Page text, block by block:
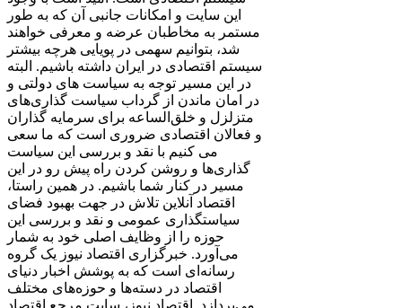
این سایت و امکانات جانبی آن که به طور
مستمر به مخاطبان عرضه و معرفی خواهند
شد، بتوانیم سهمی در پویایی هرچه بیشتر
سیستم اقتصادی در ایران داشته باشیم. البته
در این مسیر توجه به سیاست های دولتی و
در امان ماندن از گرداب سیاست گذاری‌های
متزلزل و خلق‌الساعه برای سرمایه گذاران
و فعالان اقتصادی ضروری است که ما سعی
می کنیم با نقد و بررسی این سیاست
گذاری‌ها و روشن کردن راه پیش رو در این
مسیر در کنار شما باشیم. در همین راستا،
اقتصاد آنلاین تلاش در جهت بهبود فضای
سیاستگذاری عمومی و نقد و بررسی این
حوزه را از وظایف اصلی خود به شمار
می‌آورد. خبرگزاری اقتصاد نیوز یک گروه
رسانه‌ای است که به پوشش اخبار دنیای
اقتصاد در دسته‌ها و حوزه‌های مختلف